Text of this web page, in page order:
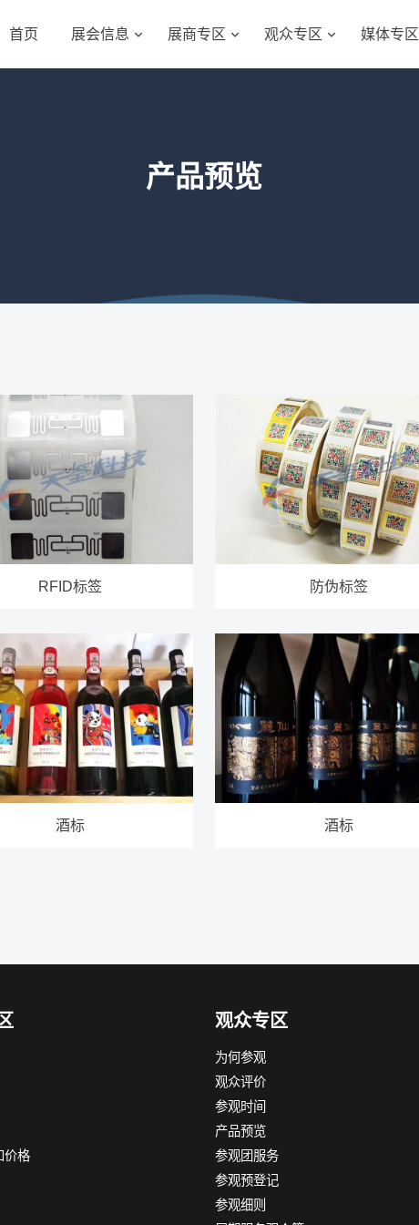
首页 展会信息 展商专区 观众专区 媒体专区
产品预览
RFID标签 防伪标签
酒标 酒标
价格
观众专区
为何参观
观众评价
参观时间
产品预览
参观团服务
参观预登记
参观细则